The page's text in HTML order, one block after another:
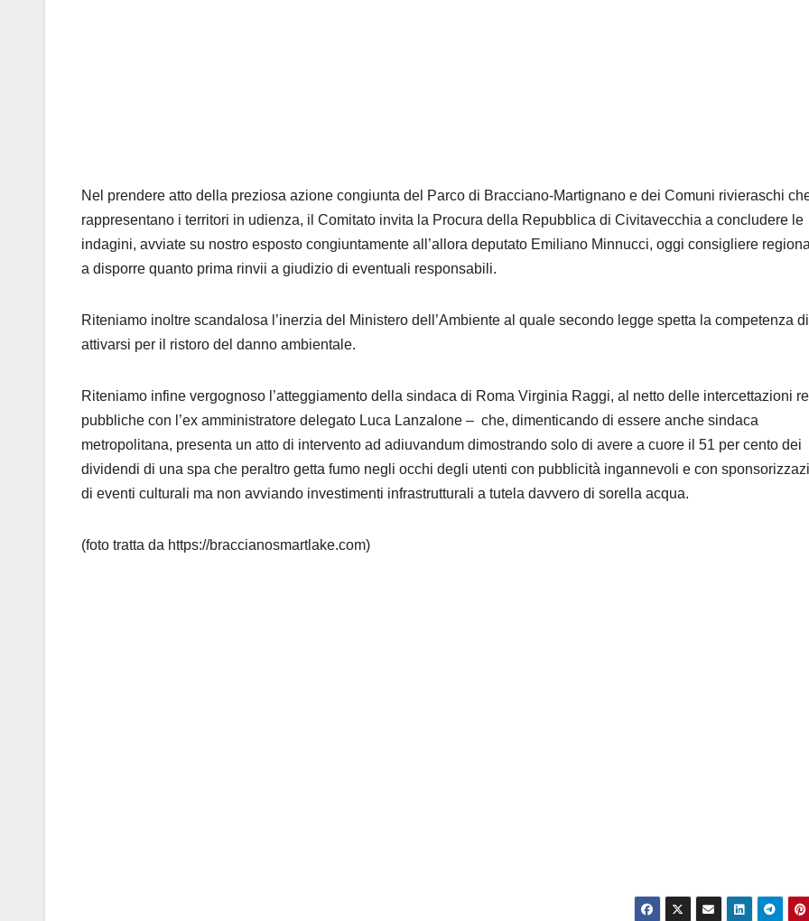
Nel prendere atto della preziosa azione congiunta del Parco di Bracciano-Martignano e dei Comuni rivieraschi
rappresentano i territori in udienza, il Comitato invita la Procura della Repubblica di Civitavecchia a concludere le
indagini, avviate su nostro esposto congiuntamente all’allora deputato Emiliano Minnucci, oggi consigliere
a disporre quanto prima rinvii a giudizio di eventuali responsabili.
Riteniamo inoltre scandalosa l’inerzia del Ministero dell’Ambiente al quale secondo legge spetta la competenza di
attivarsi per il ristoro del danno ambientale.
Riteniamo infine vergognoso l’atteggiamento della sindaca di Roma Virginia Raggi, al netto delle intercettazioni
pubbliche con l’ex amministratore delegato Luca Lanzalone – che, dimenticando di essere anche sindaca
metropolitana, presenta un atto di intervento ad adiuvandum dimostrando solo di avere a cuore il 51 per cento dei
dividendi di una spa che peraltro getta fumo negli occhi degli utenti con pubblicità ingannevoli e con
di eventi culturali ma non avviando investimenti infrastrutturali a tutela davvero di sorella acqua.
(foto tratta da https://braccianosmartlake.com)